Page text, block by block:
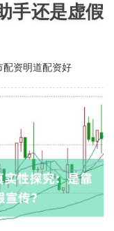
手还是虚假
配资明道配资好